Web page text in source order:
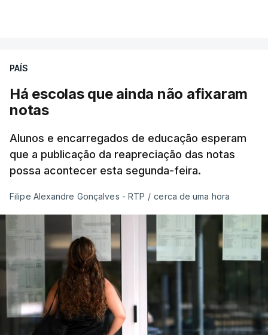
PAÍS
Há escolas que ainda não afixaram
notas
Alunos e encarregados de educação esperam
que a publicação da reapreciação das notas
possa acontecer esta segunda-feira.
Filipe Alexandre Gonçalves - RTP / cerca de uma hora